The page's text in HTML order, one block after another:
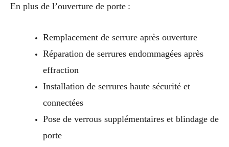
En plus de l’ouverture de porte :
Remplacement de serrure après ouverture
Réparation de serrures endommagées après
effraction
Installation de serrures haute sécurité et
connectées
Pose de verrous supplémentaires et blindage de
porte